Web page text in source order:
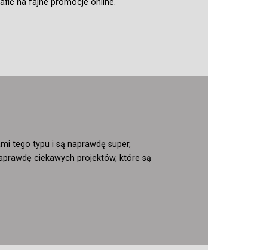
na fajne promocje online.
tego typu i są naprawdę super,
ciekawych projektów, które są